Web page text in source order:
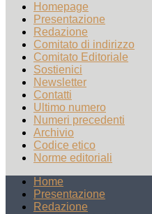
Homepage
Presentazione
Redazione
Comitato di indirizzo
Comitato Editoriale
Sostienici
Newsletter
Contatti
Ultimo numero
Numeri precedenti
Archivio
Codice etico
Norme editoriali
Home
Presentazione
Redazione